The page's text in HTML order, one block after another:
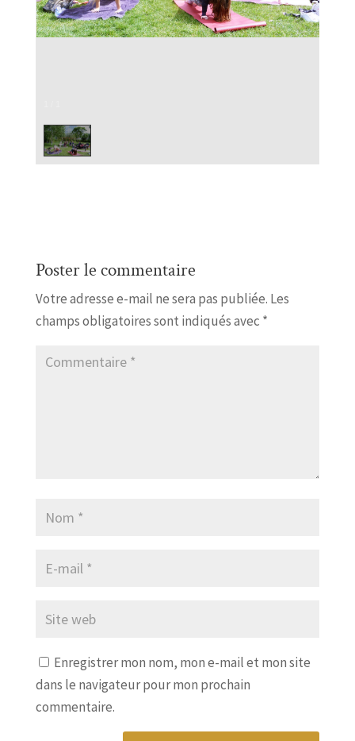
Poster le commentaire
Votre adresse e-mail ne sera pas publiée. Les
champs obligatoires sont indiqués avec *
Enregistrer mon nom, mon e-mail et mon site
dans le navigateur pour mon prochain
commentaire.